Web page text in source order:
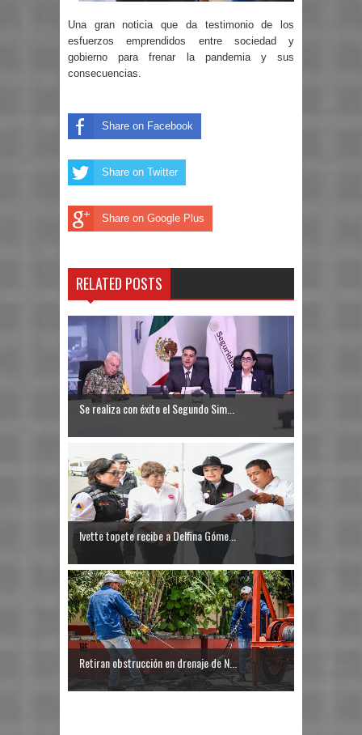
Una gran noticia que da testimonio de los
esfuerzos emprendidos entre sociedad y
gobierno para frenar la pandemia y sus
consecuencias.
Share on Facebook
Share on Twitter
Share on Google Plus
RELATED POSTS
Se realiza con éxito el Segundo Sim...
Ivette topete recibe a Delfina Góme...
Retiran obstrucción en drenaje de N...